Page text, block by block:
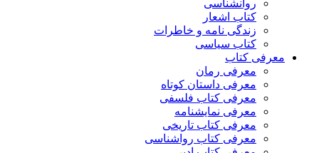
روانشناسی
کتاب اشعار
زندگی نامه و خاطرات
کتاب سیاسی
معرفی کتاب
معرفی رمان
معرفی داستان کوتاه
معرفی کتاب فلسفی
معرفی نمایشنامه
معرفی کتاب تاریخی
معرفی کتاب رواشناسی